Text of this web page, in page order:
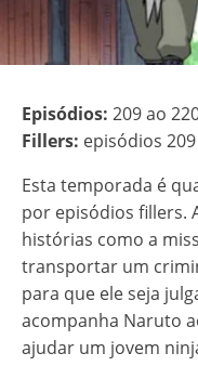
Episódios: 209 ao
Fillers: episódios
Esta temporada é
por episódios fillers.
histórias como a
transportar um
para que ele seja
acompanha Naruto
ajudar um jovem